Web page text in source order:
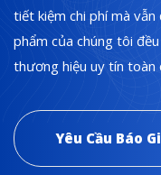
tiết kiệm chi phí mà
phẩm của chúng tôi
thương hiệu uy tín toàn
Yêu Cầu Báo